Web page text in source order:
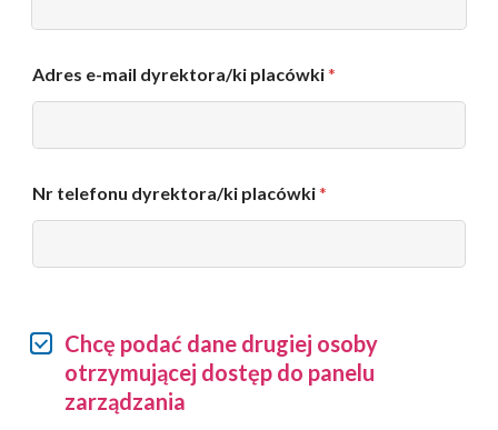
Adres e-mail dyrektora/ki placówki*
Nr telefonu dyrektora/ki placówki*
D
a
Chcę podać dane drugiej osoby
otrzymującej dostęp do panelu
zarządzania